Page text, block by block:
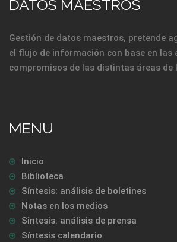
DATOS MAESTROS
Gestión de datos maestros, pretende
el flujo de información con base en las
compromisos de las distintas áreas de
MENU
Inicio
Biblioteca
Síntesis: análisis de boletines
Notas en los medios
Sintesis: análisis de prensa
Síntesis calendario